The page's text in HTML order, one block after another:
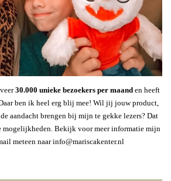
30.000 unieke bezoekers per maanden heeft
Daar ben ik heel erg blij mee! Wil jij jouw product,
aandacht brengen bij mijn te gekke lezers? Dat
mogelijkheden. Bekijk voor meer informatie mijn
meteen naar info@mariscakenter.nl